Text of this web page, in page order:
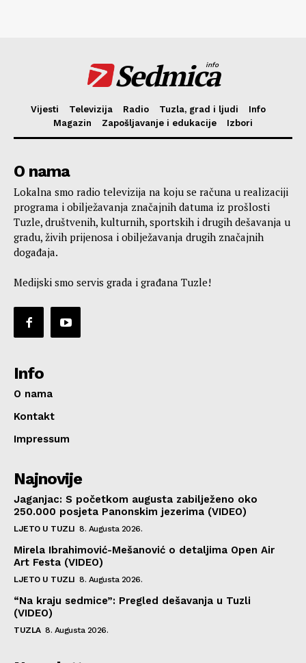
Sedmica
info
Vijesti Televizija Radio Tuzla, grad i ljudi
Info
Magazin
Zapošljavanje i edukacije Izbori
O nama
Lokalna smo radio televizija na koju se računa u realizaciji
programa i obilježavanja značajnih datuma iz prošlosti
Tuzle, društvenih, kulturnih, sportskih i drugih dešavanja u
gradu, živih prijenosa i obilježavanja drugih značajnih
događaja.
Medijski smo servis grada i građana Tuzle!
Info
O nama
Kontakt
Impressum
Najnovije
Jaganjac: S početkom augusta zabilježeno oko
250.000 posjeta Panonskim jezerima (VIDEO)
LJETO U TUZLI 8. Augusta 2026.
Mirela Ibrahimović-Mešanović o detaljima Open Air
Art Festa (VIDEO)
LJETO U TUZLI 8. Augusta 2026.
“Na kraju sedmice”: Pregled dešavanja u Tuzli
(VIDEO)
TUZLA 8. Augusta 2026.